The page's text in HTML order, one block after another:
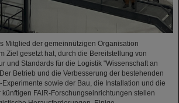
Mitglied der gemeinnützigen Organisation
Ziel gesetzt hat, durch die Bereitstellung von
und Standards für die Logistik "Wissenschaft an
Betrieb und die Verbesserung der bestehenden
sowie der Bau, die Installation und die
künftigen FAIR-Forschungseinrichtungen stellen